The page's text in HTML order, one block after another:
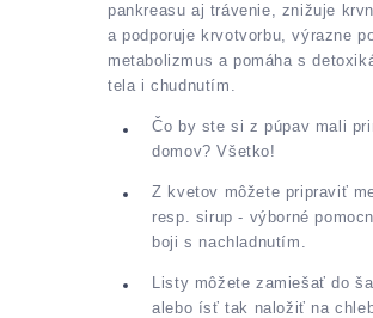
pankreasu aj trávenie, znižuje
a podporuje krvotvorbu, výrazne
metabolizmus a pomáha s
tela i chudnutím.
Čo by ste si z púpav mali
domov? Všetko!
Z kvetov môžete pripraviť
resp. sirup - výborné
boji s nachladnutím.
Listy môžete zamiešať do
alebo ísť tak naložiť na